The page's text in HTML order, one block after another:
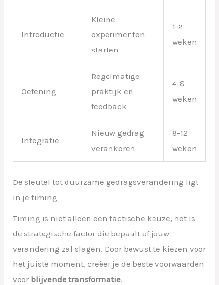
Introductie
Kleine
experimenten
starten
1-2
weken
Oefening
Regelmatige
praktijk en
feedback
4-8
weken
Integratie
Nieuw gedrag
verankeren
8-12
weken
De sleutel tot duurzame gedragsverandering ligt
in je timing
Timing is niet alleen een tactische keuze, het is
de strategische factor die bepaalt of jouw
verandering zal slagen. Door bewust te kiezen voor
het juiste moment, creëer je de beste voorwaarden
voor blijvende transformatie.